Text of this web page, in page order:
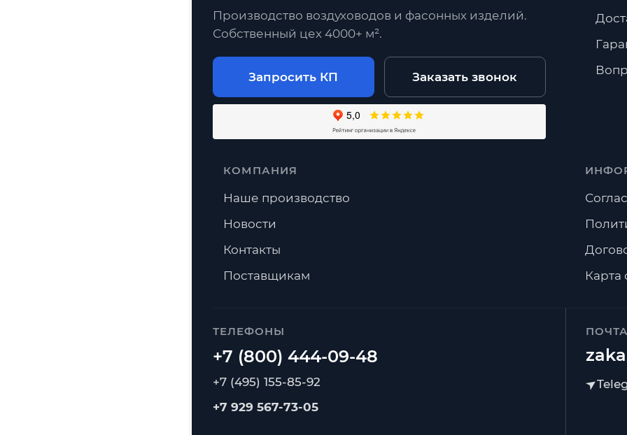
Производство воздуховодов и фасонных изделий.
Собственный цех 4000+ м².
Запросить КП Заказать звонок
ТЕЛЕФОНЫ
+7 (495) 155-85-92
+7 929 567-73-05
КОМПАНИЯ
Наше производство
Новости
Контакты
Поставщикам
Карта